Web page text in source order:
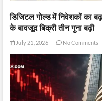
डिजिटल गोल्ड में निवेशकों का
के बावजूद बिक्री तीन गुना बढ़ी
July 21, 2026 No Comments